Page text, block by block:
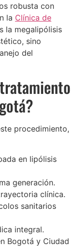
robusta con
la Clínica de
la megalipólisis
sino
del
procedimiento,
en lipólisis
generación.
clínica.
sanitarios
integral.
Bogotá y Ciudad